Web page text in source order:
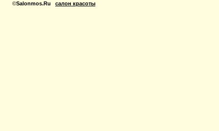
©Salonmos.Ru салон красоты